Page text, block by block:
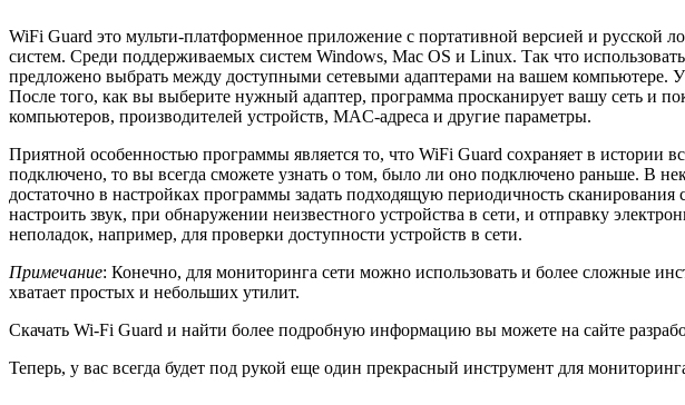
WiFi Guard это мульти-платформенное приложение с портативной версией и русской
систем. Среди поддерживаемых систем Windows, Mac OS и Linux. Так что
предложено выбрать между доступными сетевыми адаптерами на вашем компьютере.
После того, как вы выберите нужный адаптер, программа просканирует вашу сеть и
компьютеров, производителей устройств, MAC-адреса и другие параметры.
Приятной особенностью программы является то, что WiFi Guard сохраняет в истории
подключено, то вы всегда сможете узнать о том, было ли оно подключено раньше. В
достаточно в настройках программы задать подходящую периодичность
настроить звук, при обнаружении неизвестного устройства в сети, и отправку
неполадок, например, для проверки доступности устройств в сети.
Примечание: Конечно, для мониторинга сети можно использовать и более сложные
хватает простых и небольших утилит.
Скачать Wi-Fi Guard и найти более подробную информацию вы можете на сайте
Теперь, у вас всегда будет под рукой еще один прекрасный инструмент для